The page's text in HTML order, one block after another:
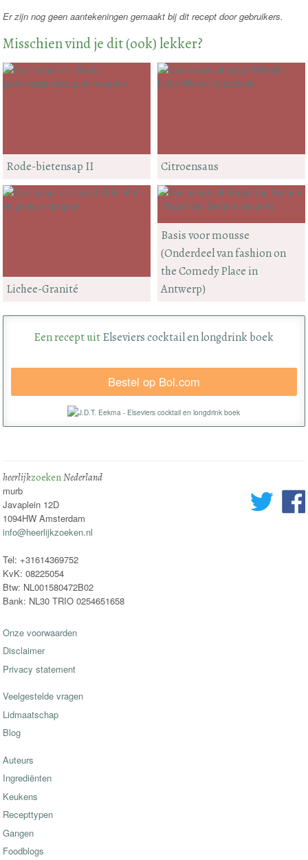
Er zijn nog geen aantekeningen gemaakt bij dit recept door gebruikers.
Misschien vind je dit (ook) lekker?
Citroensaus
Rode-bietensap II
Basis voor mousse
(Onderdeel van fashion on
the Comedy Place in
Antwerp)
Lichee-Granité
Een recept uitElseviers cocktail en longdrink boek
Bestel op Bol.com
heerlijkzoekenNederland
murb
Javaplein 12D
1094HW Amsterdam
info@heerlijkzoeken.nl
Tel: +31614369752
KvK: 08225054
Btw: NL001580472B02
Bank: NL30 TRIO 0254651658
Onze voorwaarden
Disclaimer
Privacy statement
Veelgestelde vragen
Lidmaatschap
Blog
Auteurs
Ingrediënten
Keukens
Recepttypen
Gangen
Foodblogs